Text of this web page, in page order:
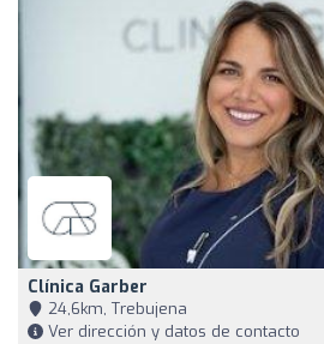
Clínica Garber
24,6km, Trebujena
Ver dirección y datos de contacto